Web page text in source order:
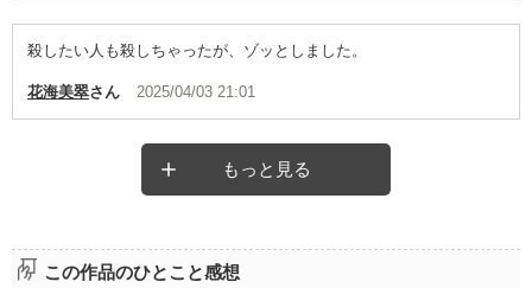
殺したい人も殺しちゃったが、ゾッとしました。
花海美翠さん 2025/04/03 21:01
もっと見る
この作品のひとこと感想